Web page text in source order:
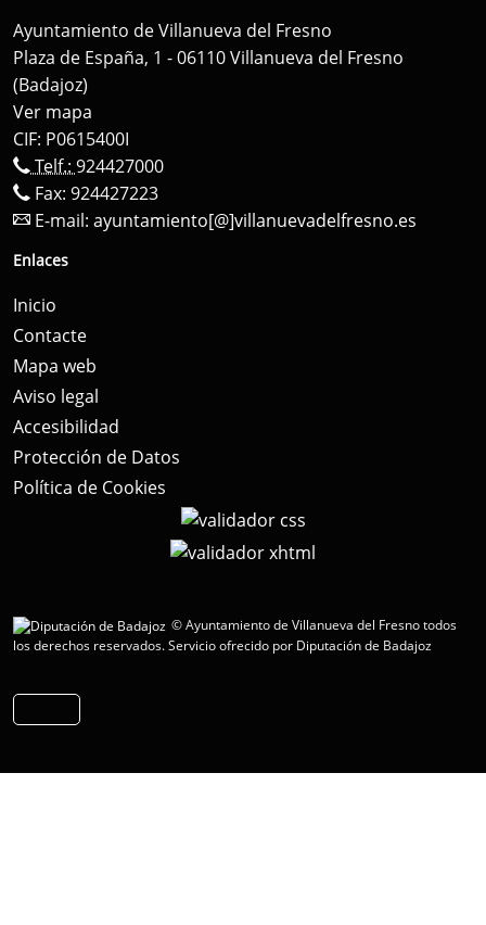
Ayuntamiento de Villanueva del Fresno
Plaza de España, 1 - 06110 Villanueva del Fresno
(Badajoz)
Ver mapa
CIF: P0615400I
Telf.: 924427000
Fax: 924427223
E-mail: ayuntamiento[@]villanuevadelfresno.es
Enlaces
Inicio
Contacte
Mapa web
Aviso legal
Accesibilidad
Protección de Datos
Política de Cookies
© Ayuntamiento de Villanueva del Fresno todos
los derechos reservados.Servicio ofrecido por Diputación de Badajoz